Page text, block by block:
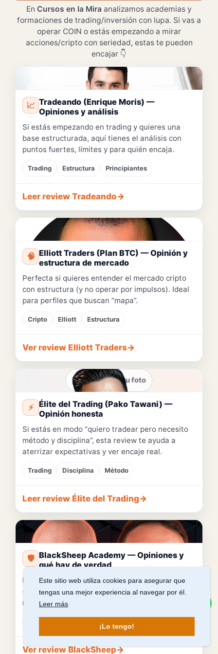
En Cursos en la Mira analizamos academias y
formaciones de trading/inversión con lupa. Si vas a
operar COIN o estás empezando a mirar
acciones/cripto con seriedad, estas te pueden
encajar 👇
📷 Hueco para tu foto
📈 Tradeando (Enrique Moris) —
Opiniones y análisis
Si estás empezando en trading y quieres una
base estructurada, aquí tienes el análisis con
puntos fuertes, límites y para quién encaja.
Trading Estructura Principiantes
Leer review Tradeando→
📷 Hueco para tu foto
🧠 Elliott Traders (Plan BTC) — Opinión y
estructura de mercado
Perfecta si quieres entender el mercado cripto
con estructura (y no operar por impulsos). Ideal
para perfiles que buscan “mapa”.
Cripto Elliott Estructura
Ver review Elliott Traders→
📷 Hueco para tu foto
⚡ Élite del Trading (Pako Tawani) —
Opinión honesta
Si estás en modo “quiero tradear pero necesito
método y disciplina”, esta review te ayuda a
aterrizar expectativas y ver encaje real.
Trading Disciplina Método
Leer review Élite del Trading→
📷 Hueco para tu foto
🛡️ BlackSheep Academy — Opiniones y
qué hay de verdad
Para quien busca seriedad, pruebas y gestión
(sin fuegos artificiales). Te cuento lo bueno y lo
mejorable para decidir con cabeza.
Ver review BlackSheep→
Este sitio web utiliza cookies para asegurar que
tengas una mejor experiencia al navegar por él.
Leer más
¡Lo tengo!